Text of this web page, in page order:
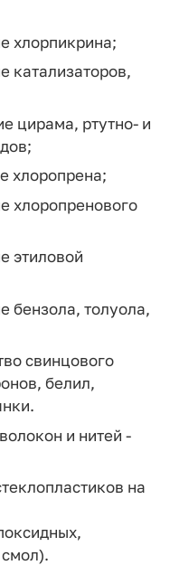
хлорпикрина;
катализаторов,
цирама, ртутно- и
хлоропрена;
хлоропренового
этиловой
бензола, толуола,
свинцового
белил,
и нитей -
на